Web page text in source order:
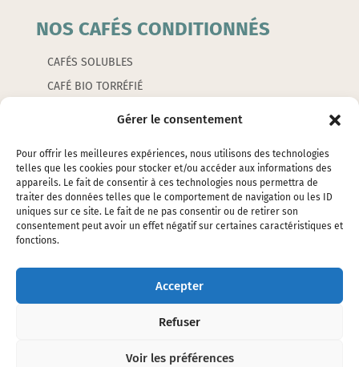
Gérer le consentement
Pour offrir les meilleures expériences, nous utilisons des technologies
telles que les cookies pour stocker et/ou accéder aux informations des
appareils. Le fait de consentir à ces technologies nous permettra de
traiter des données telles que le comportement de navigation ou les ID
uniques sur ce site. Le fait de ne pas consentir ou de retirer son
consentement peut avoir un effet négatif sur certaines caractéristiques et
fonctions.
Accepter
Refuser
Voir les préférences
NOS CAFÉS CONDITIONNÉS
CAFÉS SOLUBLES
CAFÉ BIO TORRÉFIÉ
LES ACCESSOIRES
EMBALLAGES
CAFETIERES ET PETITS ACCESSOIRES